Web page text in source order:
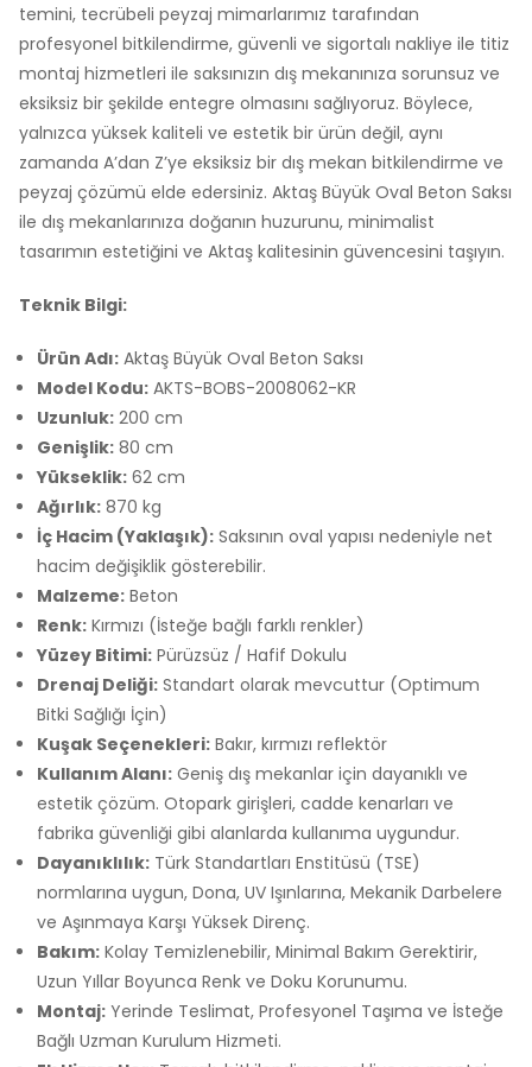
temini, tecrübeli peyzaj mimarlarımız tarafından
profesyonel bitkilendirme, güvenli ve sigortalı nakliye ile titiz
montaj hizmetleri ile saksınızın dış mekanınıza sorunsuz ve
eksiksiz bir şekilde entegre olmasını sağlıyoruz. Böylece,
yalnızca yüksek kaliteli ve estetik bir ürün değil, aynı
zamanda A’dan Z’ye eksiksiz bir dış mekan bitkilendirme ve
peyzaj çözümü elde edersiniz. Aktaş Büyük Oval Beton Saksı
ile dış mekanlarınıza doğanın huzurunu, minimalist
tasarımın estetiğini ve Aktaş kalitesinin güvencesini taşıyın.
Teknik Bilgi:
Ürün Adı: Aktaş Büyük Oval Beton Saksı
Model Kodu: AKTS-BOBS-2008062-KR
Uzunluk: 200 cm
Genişlik: 80 cm
Yükseklik: 62 cm
Ağırlık: 870 kg
İç Hacim (Yaklaşık): Saksının oval yapısı nedeniyle net
hacim değişiklik gösterebilir.
Malzeme: Beton
Renk: Kırmızı (İsteğe bağlı farklı renkler)
Yüzey Bitimi: Pürüzsüz / Hafif Dokulu
Drenaj Deliği: Standart olarak mevcuttur (Optimum
Bitki Sağlığı İçin)
Kuşak Seçenekleri: Bakır, kırmızı reflektör
Kullanım Alanı: Geniş dış mekanlar için dayanıklı ve
estetik çözüm. Otopark girişleri, cadde kenarları ve
fabrika güvenliği gibi alanlarda kullanıma uygundur.
Dayanıklılık: Türk Standartları Enstitüsü (TSE)
normlarına uygun, Dona, UV Işınlarına, Mekanik Darbelere
ve Aşınmaya Karşı Yüksek Direnç.
Bakım: Kolay Temizlenebilir, Minimal Bakım Gerektirir,
Uzun Yıllar Boyunca Renk ve Doku Korunumu.
Montaj: Yerinde Teslimat, Profesyonel Taşıma ve İsteğe
Bağlı Uzman Kurulum Hizmeti.